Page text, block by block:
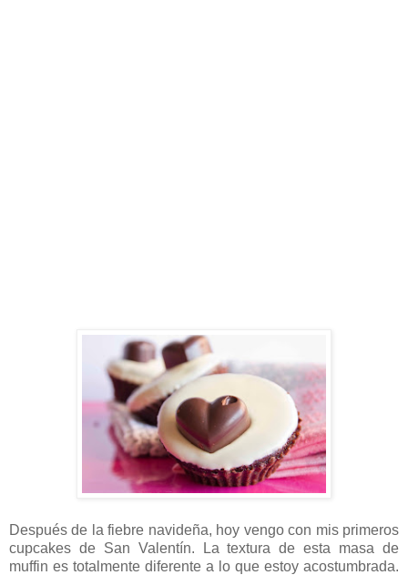
Después de la fiebre navideña, hoy vengo con mis primeros
cupcakes de San Valentín. La textura de esta masa de
muffin es totalmente diferente a lo que estoy acostumbrada.